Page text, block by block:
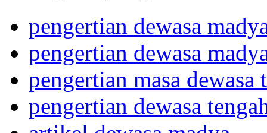
pengertian dewasa
pengertian dewasa
pengertian masa
pengertian dewasa